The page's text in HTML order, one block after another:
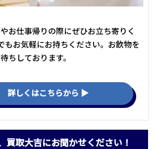
お仕事帰りの際にぜひお立ち寄りく
もお気軽にお持ちください。お飲物を
ちしております。
詳しくはこちらから ▶
買取大吉にお聞かせください！